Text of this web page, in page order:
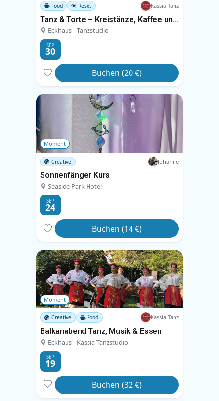
Food Reset Kassia Tanz
Tanz & Torte – Kreistänze, Kaffee und Kuchen
Eckhaus - Tanzstudio
SEP
30
Buchen (20 €)
Moment
Creative Johanne
Sonnenfänger Kurs
Seaside Park Hotel
SEP
24
Buchen (14 €)
Moment
Creative Food Kassia Tanz
Balkanabend Tanz, Musik & Essen
Eckhaus - Kassia Tanzstudio
SEP
19
Buchen (32 €)